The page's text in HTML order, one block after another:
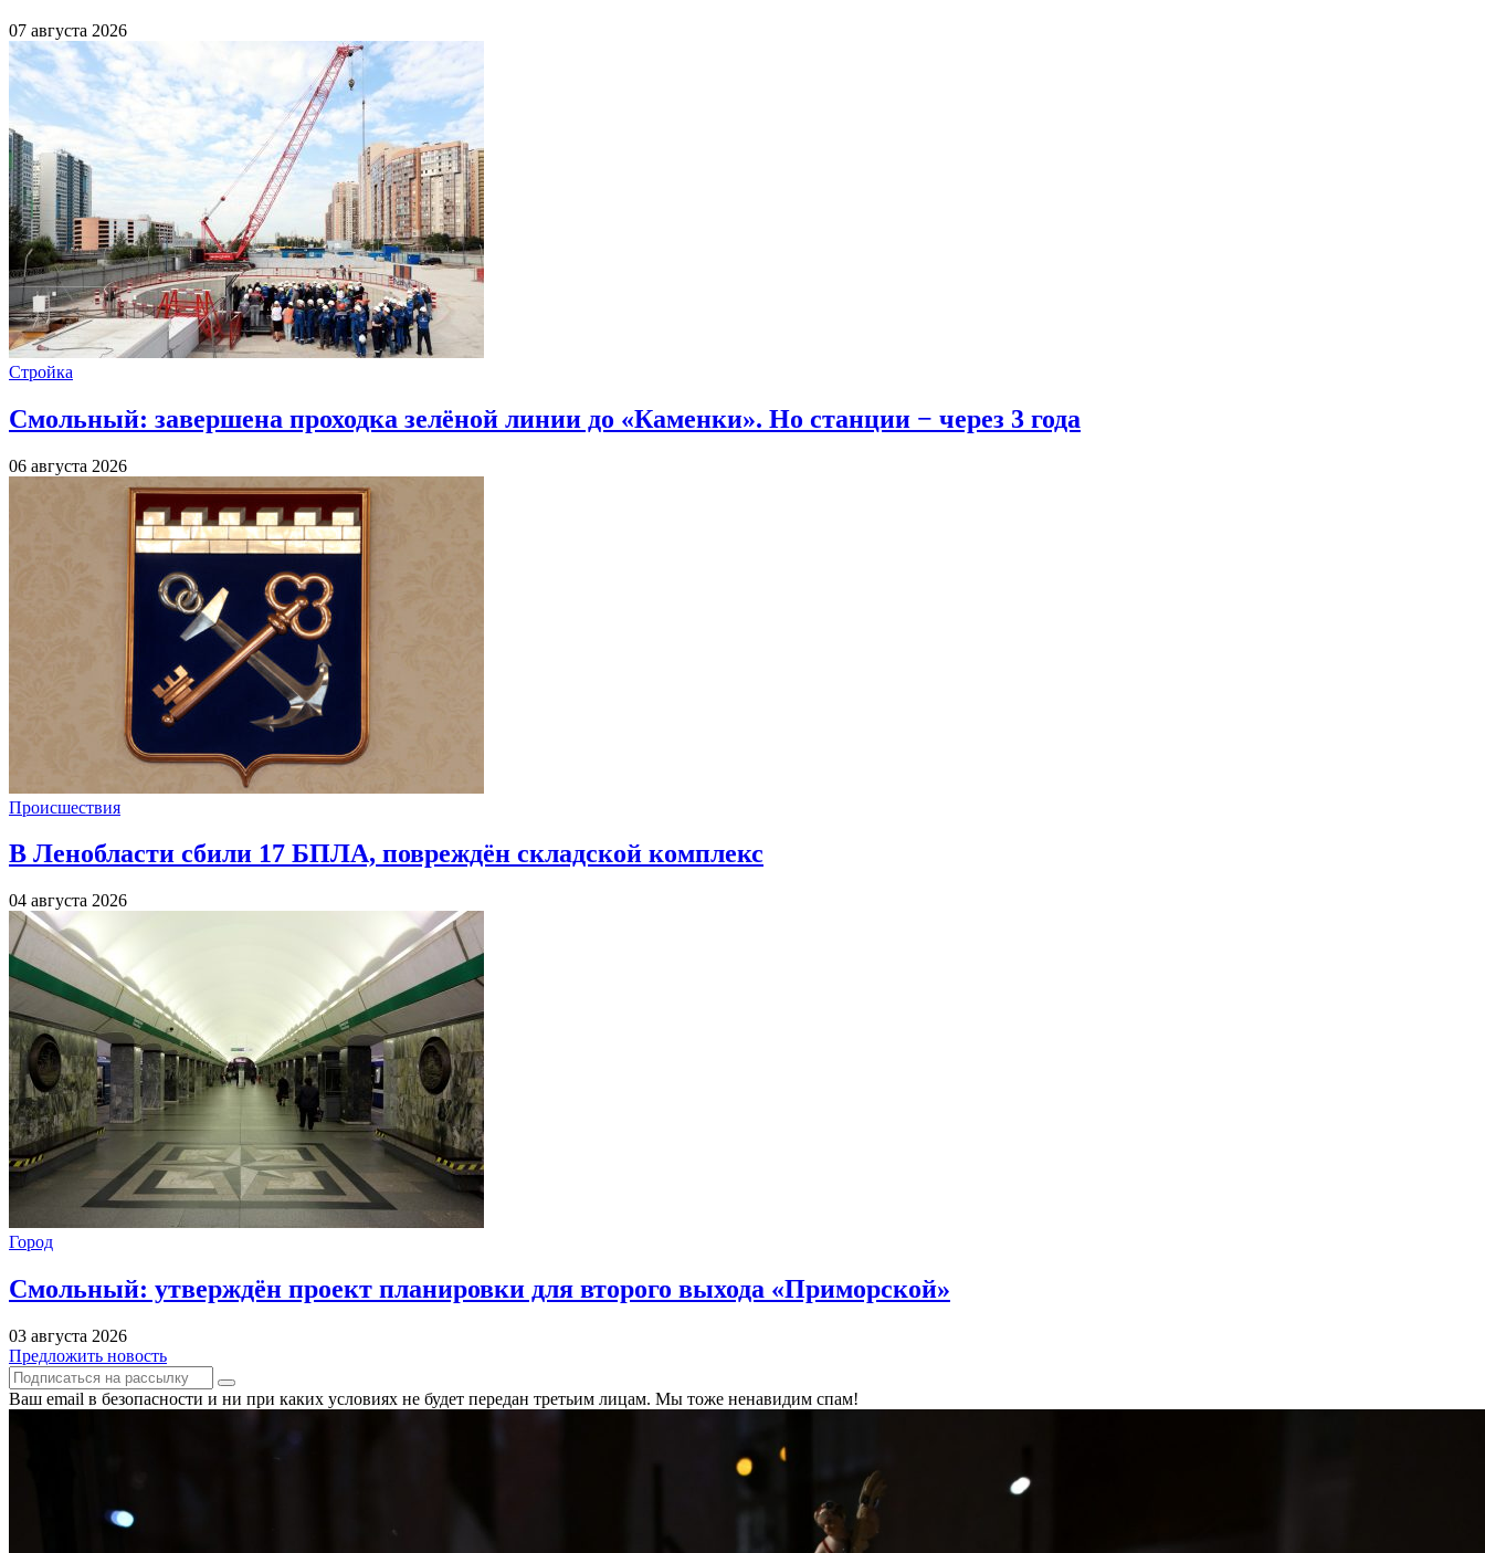
07 августа 2026
Стройка
Смольный: завершена проходка зелёной линии до «Каменки». Но станции − через 3 года
06 августа 2026
Происшествия
В Ленобласти сбили 17 БПЛА, повреждён складской комплекс
04 августа 2026
Город
Смольный: утверждён проект планировки для второго выхода «Приморской»
03 августа 2026
Предложить новость
Ваш email в безопасности и ни при каких условиях не будет передан третьим лицам. Мы тоже ненавидим спам!